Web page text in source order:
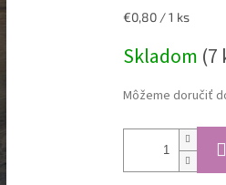
Jednotková
€0,80 / 1 ks
Skladom (7
Môžeme doručiť